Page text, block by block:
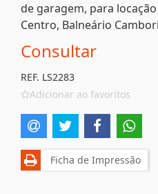
de garagem, para
Centro, Balneário
Consultar
REF. LS2283
Adicionar ao favoritos
Ficha de Impressão